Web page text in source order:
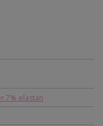
7% elastan